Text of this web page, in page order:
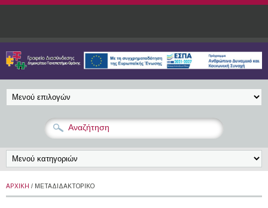
Παράκαμψη προς το κυρίως περιεχόμενο
ΑΡΧΙΚΉ / ΜΕΤΑΔΙΔΑΚΤΟΡΙΚΌ